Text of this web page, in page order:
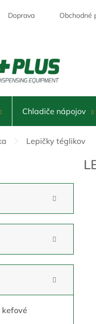
Doprava Obchodné
Chladiče nápojov
Lepičky téglikov
kefové